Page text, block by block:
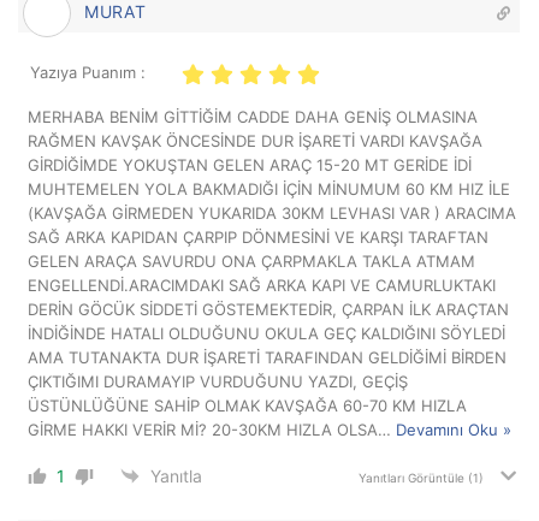
MURAT
Yazıya Puanım :
MERHABA BENİM GİTTİĞİM CADDE DAHA GENİŞ OLMASINA
RAĞMEN KAVŞAK ÖNCESİNDE DUR İŞARETİ VARDI KAVŞAĞA
GİRDİĞİMDE YOKUŞTAN GELEN ARAÇ 15-20 MT GERİDE İDİ
MUHTEMELEN YOLA BAKMADIĞI İÇİN MİNUMUM 60 KM HIZ İLE
(KAVŞAĞA GİRMEDEN YUKARIDA 30KM LEVHASI VAR ) ARACIMA
SAĞ ARKA KAPIDAN ÇARPIP DÖNMESİNİ VE KARŞI TARAFTAN
GELEN ARAÇA SAVURDU ONA ÇARPMAKLA TAKLA ATMAM
ENGELLENDİ.ARACIMDAKI SAĞ ARKA KAPI VE CAMURLUKTAKI
DERİN GÖCÜK SİDDETİ GÖSTEMEKTEDİR, ÇARPAN İLK ARAÇTAN
İNDİĞİNDE HATALI OLDUĞUNU OKULA GEÇ KALDIĞINI SÖYLEDİ
AMA TUTANAKTA DUR İŞARETİ TARAFINDAN GELDİĞİMİ BİRDEN
ÇIKTIĞIMI DURAMAYIP VURDUĞUNU YAZDI, GEÇİŞ
ÜSTÜNLÜĞÜNE SAHİP OLMAK KAVŞAĞA 60-70 KM HIZLA
GİRME HAKKI VERİR Mİ? 20-30KM HIZLA OLSA… Devamını Oku »
1 Yanıtla Yanıtları Görüntüle (1)